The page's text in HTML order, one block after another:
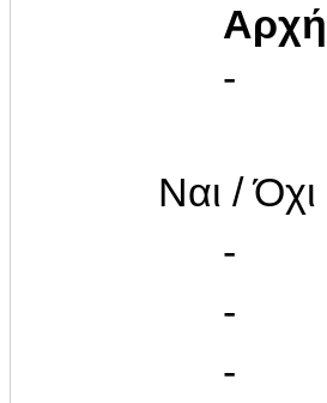
-
Ναι / Όχι
-
-
-